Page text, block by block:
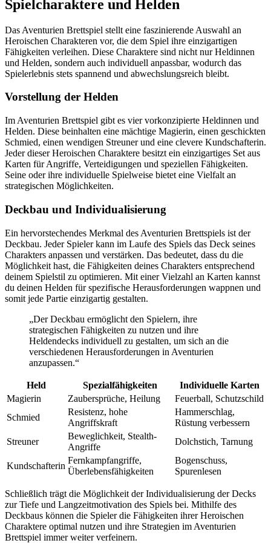
Spielcharaktere und Helden
Das Aventurien Brettspiel stellt eine faszinierende Auswahl an
Heroischen Charakteren vor, die dem Spiel ihre einzigartigen
Fähigkeiten verleihen. Diese Charaktere sind nicht nur Heldinnen
und Helden, sondern auch individuell anpassbar, wodurch das
Spielerlebnis stets spannend und abwechslungsreich bleibt.
Vorstellung der Helden
Im Aventurien Brettspiel gibt es vier vorkonzipierte Heldinnen und
Helden. Diese beinhalten eine mächtige Magierin, einen geschickten
Schmied, einen wendigen Streuner und eine clevere Kundschafterin.
Jeder dieser Heroischen Charaktere besitzt ein einzigartiges Set aus
Karten für Angriffe, Verteidigungen und speziellen Fähigkeiten.
Seine oder ihre individuelle Spielweise bietet eine Vielfalt an
strategischen Möglichkeiten.
Deckbau und Individualisierung
Ein hervorstechendes Merkmal des Aventurien Brettspiels ist der
Deckbau. Jeder Spieler kann im Laufe des Spiels das Deck seines
Charakters anpassen und verstärken. Das bedeutet, dass du die
Möglichkeit hast, die Fähigkeiten deines Charakters entsprechend
deinem Spielstil zu optimieren. Mit einer Vielzahl an Karten kannst
du deinen Helden für spezifische Herausforderungen wappnen und
somit jede Partie einzigartig gestalten.
„Der Deckbau ermöglicht den Spielern, ihre
strategischen Fähigkeiten zu nutzen und ihre
Heldendecks individuell zu gestalten, um sich an die
verschiedenen Herausforderungen in Aventurien
anzupassen.“
Held Spezialfähigkeiten
Individuelle Karten
Magierin
Zaubersprüche, Heilung
Feuerball, Schutzschild
Schmied
Resistenz, hohe
Angriffskraft
Hammerschlag,
Rüstung verbessern
Streuner
Beweglichkeit, Stealth-
Angriffe
Dolchstich, Tarnung
Kundschafterin
Fernkampfangriffe,
Überlebensfähigkeiten
Bogenschuss,
Spurenlesen
Schließlich trägt die Möglichkeit der Individualisierung der Decks
zur Tiefe und Langzeitmotivation des Spiels bei. Mithilfe des
Deckbaus können die Spieler die Fähigkeiten ihrer Heroischen
Charaktere optimal nutzen und ihre Strategien im Aventurien
Brettspiel immer weiter verfeinern.